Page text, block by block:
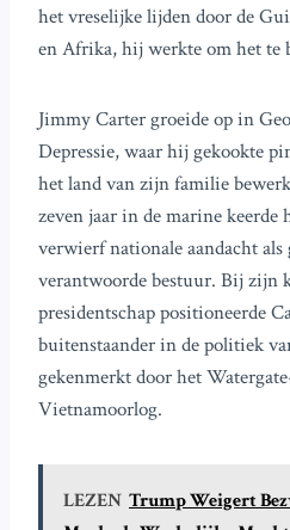
het vreselijke lijden door de
en Afrika, hij werkte om het te
Jimmy Carter groeide op in
Depressie, waar hij gekookte
het land van zijn familie
zeven jaar in de marine
verwierf nationale aandacht
verantwoorde bestuur. Bij zijn
presidentschap positioneerde
buitenstaander in de politiek
gekenmerkt door het
Vietnamoorlog.
LEZEN Trump Weigert